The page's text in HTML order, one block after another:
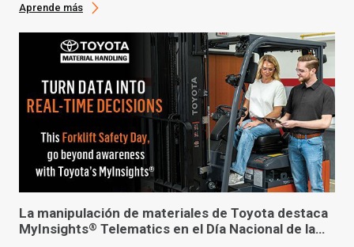
Aprende más
La manipulación de materiales de Toyota destaca
MyInsights® Telematics en el Día Nacional de la